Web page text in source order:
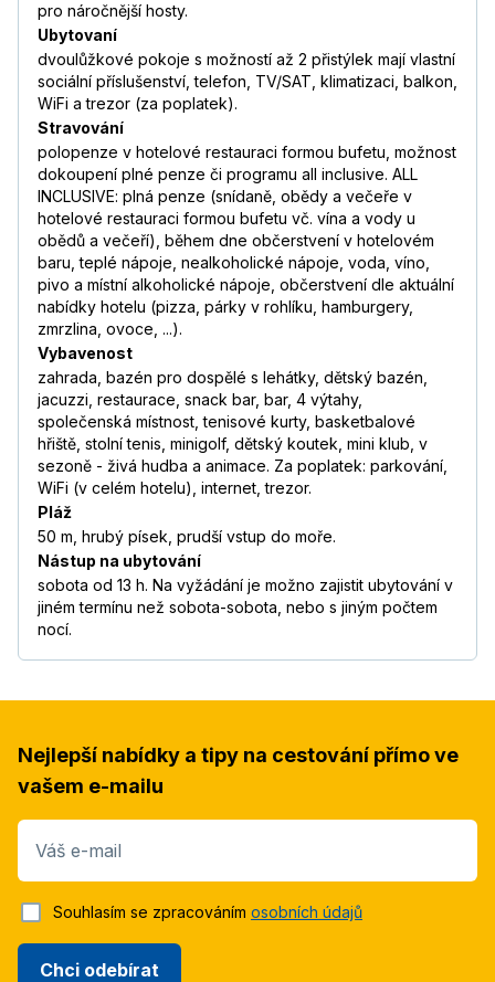
pro náročnější hosty.
Ubytovaní
dvoulůžkové pokoje s možností až 2 přistýlek mají vlastní
sociální příslušenství, telefon, TV/SAT, klimatizaci, balkon,
WiFi a trezor (za poplatek).
Stravování
polopenze v hotelové restauraci formou bufetu, možnost
dokoupení plné penze či programu all inclusive. ALL
INCLUSIVE: plná penze (snídaně, obědy a večeře v
hotelové restauraci formou bufetu vč. vína a vody u
obědů a večeří), během dne občerstvení v hotelovém
baru, teplé nápoje, nealkoholické nápoje, voda, víno,
pivo a místní alkoholické nápoje, občerstvení dle aktuální
nabídky hotelu (pizza, párky v rohlíku, hamburgery,
zmrzlina, ovoce, ...).
Vybavenost
zahrada, bazén pro dospělé s lehátky, dětský bazén,
jacuzzi, restaurace, snack bar, bar, 4 výtahy,
společenská místnost, tenisové kurty, basketbalové
hřiště, stolní tenis, minigolf, dětský koutek, mini klub, v
sezoně - živá hudba a animace. Za poplatek: parkování,
WiFi (v celém hotelu), internet, trezor.
Pláž
50 m, hrubý písek, prudší vstup do moře.
Nástup na ubytování
sobota od 13 h. Na vyžádání je možno zajistit ubytování v
jiném termínu než sobota-sobota, nebo s jiným počtem
nocí.
Nejlepší nabídky a tipy na cestování přímo ve
vašem e-mailu
Váš e-mail
Chci odebírat
Souhlasím se zpracováním osobních údajů